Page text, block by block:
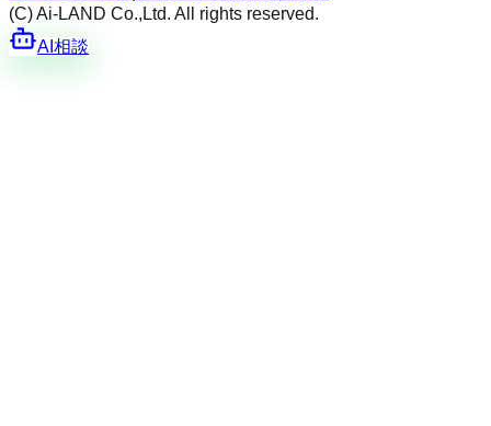
(C) Ai-LAND Co.,Ltd. All rights reserved.
AI相談